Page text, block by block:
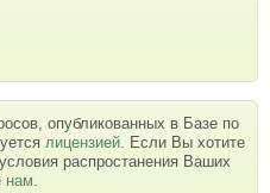
опубликованных в Базе по
лицензией. Если Вы хотите
распростанения Ваших
нам.